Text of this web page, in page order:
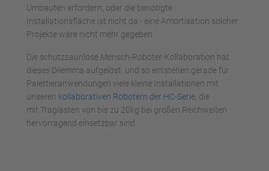
Umbauten erfordern, oder die benötigte
Installationsfläche ist nicht da - eine Amortisation solcher
Projekte wäre nicht mehr gegeben.
Die schutzzaunlose Mensch-Roboter-Kollaboration hat
dieses Dilemma aufgelöst, und so entstehen gerade für
Palettieranwendungen viele kleine Installationen mit
unseren kollaborativen Robotern der HC-Serie , die
mit Traglasten von bis zu 20kg bei großen Reichweiten
hervorragend einsetzbar sind.